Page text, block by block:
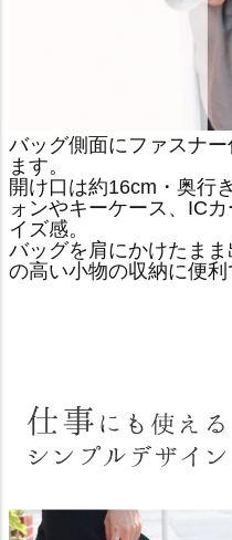
バッグ側面にファスナ
ます。
開け口は約16cm・奥行
ォンやキーケース、IC
イズ感。
バッグを肩にかけたま
の高い小物の収納に便利